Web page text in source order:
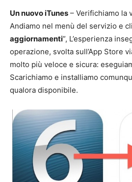
Un nuovo iTunes – Verifichiamo la
Andiamo nel menù del servizio e
aggiornamenti”, L’esperienza
operazione, svolta sull’App Store
molto più veloce e sicura:
Scarichiamo e installiamo
qualora disponibile.